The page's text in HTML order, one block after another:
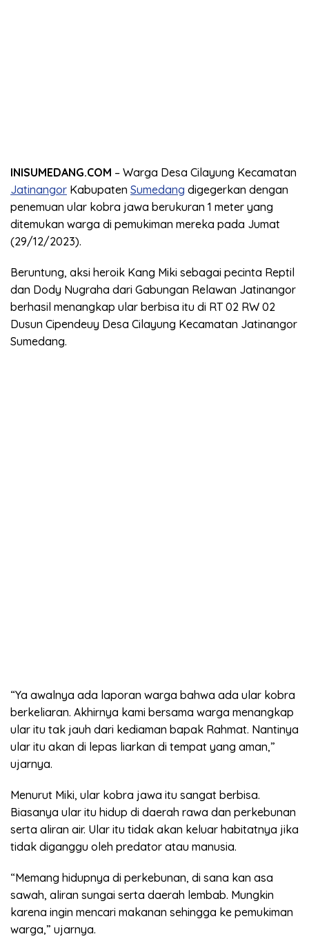
INISUMEDANG.COM – Warga Desa Cilayung Kecamatan
Jatinangor Kabupaten Sumedang digegerkan dengan
penemuan ular kobra jawa berukuran 1 meter yang
ditemukan warga di pemukiman mereka pada Jumat
(29/12/2023).
Beruntung, aksi heroik Kang Miki sebagai pecinta Reptil
dan Dody Nugraha dari Gabungan Relawan Jatinangor
berhasil menangkap ular berbisa itu di RT 02 RW 02
Dusun Cipendeuy Desa Cilayung Kecamatan Jatinangor
Sumedang.
“Ya awalnya ada laporan warga bahwa ada ular kobra
berkeliaran. Akhirnya kami bersama warga menangkap
ular itu tak jauh dari kediaman bapak Rahmat. Nantinya
ular itu akan di lepas liarkan di tempat yang aman,”
ujarnya.
Menurut Miki, ular kobra jawa itu sangat berbisa.
Biasanya ular itu hidup di daerah rawa dan perkebunan
serta aliran air. Ular itu tidak akan keluar habitatnya jika
tidak diganggu oleh predator atau manusia.
“Memang hidupnya di perkebunan, di sana kan asa
sawah, aliran sungai serta daerah lembab. Mungkin
karena ingin mencari makanan sehingga ke pemukiman
warga,” ujarnya.